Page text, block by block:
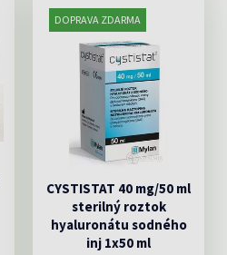
DOPRAVA ZDARMA
CYSTISTAT 40 mg/50 ml
sterilný roztok
hyaluronátu sodného
inj 1x50 ml